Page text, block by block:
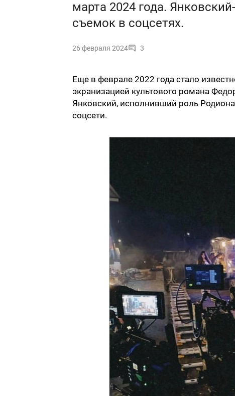
марта 2024 года.
съемок в соцсетях.
26 февраля 2024 3
Еще в феврале 2022 года стало
экранизацией культового романа
Янковский, исполнивший роль
соцсети.